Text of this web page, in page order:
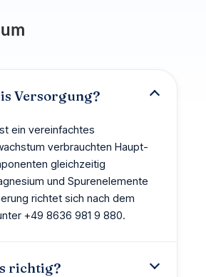
Versorgung?
ein vereinfachtes
verbrauchten Haupt-
gleichzeitig
und Spurenelemente
richtet sich nach dem
+49 8636 981 9 880.
richtig?